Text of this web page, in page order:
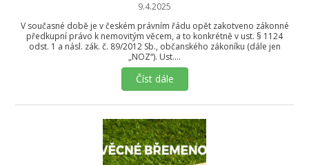
9.4.2025
V současné době je v českém právním řádu opět zakotveno zákonné
předkupní právo k nemovitým věcem, a to konkrétně v ust. § 1124
odst. 1 a násl. zák. č. 89/2012 Sb., občanského zákoníku (dále jen
„NOZ“). Ust….
Číst dále